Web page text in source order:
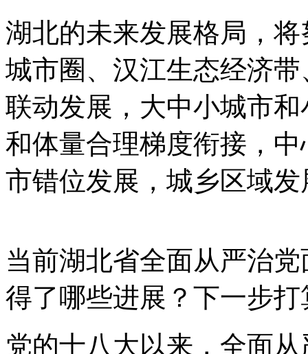
湖北的未来发展格局，
城市圈、汉江生态经济
联动发展，大中小城市
和体量合理梯度衔接，
市错位发展，城乡区域
当前湖北省全面从严治
得了哪些进展？下一步
党的十八大以来，全面